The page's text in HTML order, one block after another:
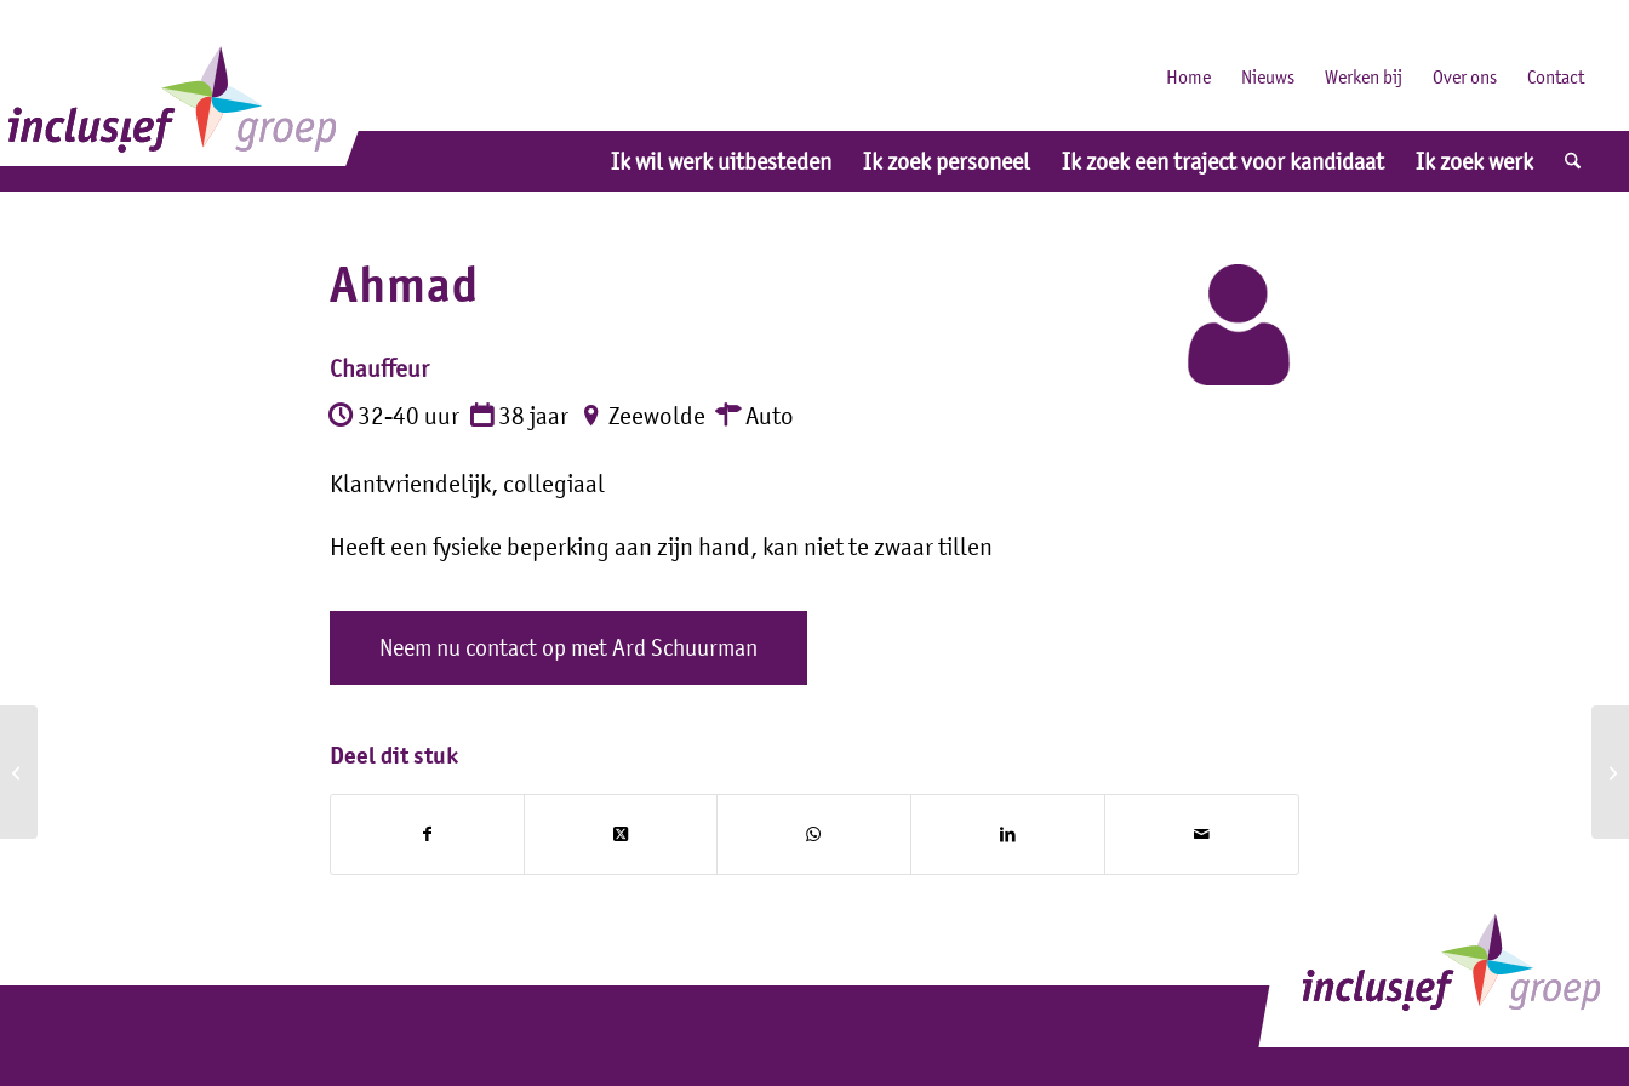
Home Nieuws Werken bij Over ons Contact
Ik wil werk uitbesteden Ik zoek personeel Ik zoek een traject voor kandidaat Ik zoek werk
Ahmad
Chauffeur
32-40 uur
38 jaar Zeewolde Auto
Klantvriendelijk, collegiaal
Heeft een fysieke beperking aan zijn hand, kan niet te zwaar tillen
Neem nu contact op met Ard Schuurman
Deel dit stuk